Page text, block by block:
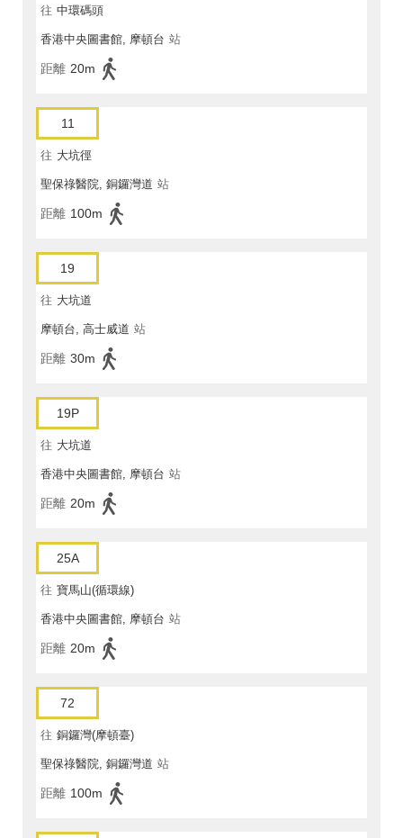
往 中環碼頭
香港中央圖書館, 摩頓台 站
距離 20m
11
往 大坑徑
聖保祿醫院, 銅鑼灣道 站
距離 100m
19
往 大坑道
摩頓台, 高士威道 站
距離 30m
19P
往 大坑道
香港中央圖書館, 摩頓台 站
距離 20m
25A
往 寶馬山(循環線)
香港中央圖書館, 摩頓台 站
距離 20m
72
往 銅鑼灣(摩頓臺)
聖保祿醫院, 銅鑼灣道 站
距離 100m